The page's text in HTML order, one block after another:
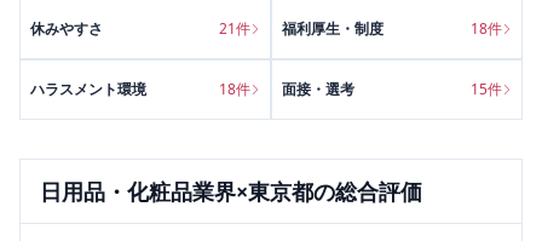
休みやすさ 21件 福利厚生・制度 18件
ハラスメント環境 18件 面接・選考 15件
日用品・化粧品業界×東京都の総合評価